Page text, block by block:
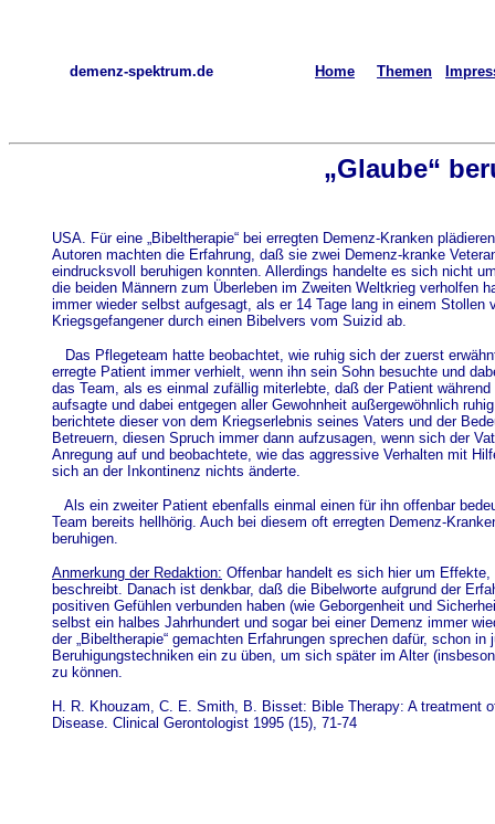
demenz-spektrum.de Home Themen
„Glaube“
USA. Für eine „Bibeltherapie“ bei erregten Demenz-Kranken
Autoren machten die Erfahrung, daß sie zwei Demenz-kranke
eindrucksvoll beruhigen konnten. Allerdings handelte es sich nicht
die beiden Männern zum Überleben im Zweiten Weltkrieg verholfen
immer wieder selbst aufgesagt, als er 14 Tage lang in einem Stollen
Kriegsgefangener durch einen Bibelvers vom Suizid ab.
Das Pflegeteam hatte beobachtet, wie ruhig sich der zuerst
erregte Patient immer verhielt, wenn ihn sein Sohn besuchte und
das Team, als es einmal zufällig miterlebte, daß der Patient
aufsagte und dabei entgegen aller Gewohnheit außergewöhnlich
berichtete dieser von dem Kriegserlebnis seines Vaters und der
Betreuern, diesen Spruch immer dann aufzusagen, wenn sich der
Anregung auf und beobachtete, wie das aggressive Verhalten mit
sich an der Inkontinenz nichts änderte.
Als ein zweiter Patient ebenfalls einmal einen für ihn offenbar
Team bereits hellhörig. Auch bei diesem oft erregten Demenz-
beruhigen.
Anmerkung der Redaktion: Offenbar handelt es sich hier um Effekte,
beschreibt. Danach ist denkbar, daß die Bibelworte aufgrund der
positiven Gefühlen verbunden haben (wie Geborgenheit und
selbst ein halbes Jahrhundert und sogar bei einer Demenz immer
der „Bibeltherapie“ gemachten Erfahrungen sprechen dafür, schon
Beruhigungstechniken ein zu üben, um sich später im Alter
zu können.
H. R. Khouzam, C. E. Smith, B. Bisset: Bible Therapy: A treatment
Disease. Clinical Gerontologist 1995 (15), 71-74